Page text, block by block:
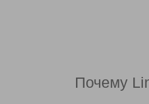
Почему